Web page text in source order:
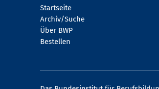
Startseite
Archiv/Suche
Über BWP
Bestellen